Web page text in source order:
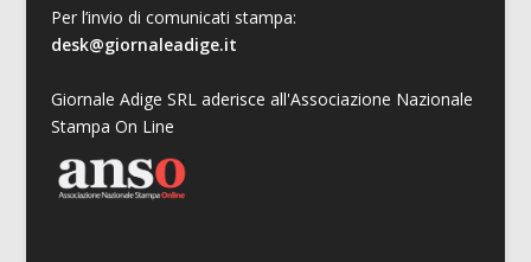
Per l’invio di comunicati stampa:
desk@giornaleadige.it
Giornale Adige SRL aderisce all'Associazione Nazionale
Stampa On Line